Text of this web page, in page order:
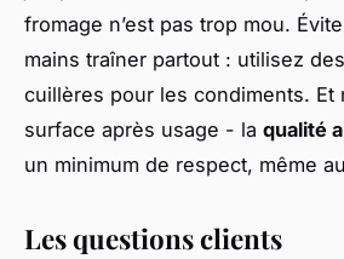
fromage n’est pas trop mou.
mains traîner partout : utilisez
cuillères pour les condiments. Et
surface après usage - la qualité
un minimum de respect, même
Les questions clients